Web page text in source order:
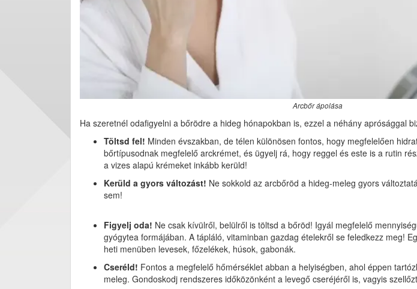
Arcbőr ápolása
Ha szeretnél odafigyelni a bőrödre a hideg hónapokban is, ezzel a néhány aprósággal
Töltsd fel! Minden évszakban, de télen különösen fontos, hogy megfelelően
bőrtípusodnak megfelelő arckrémet, és ügyelj rá, hogy reggel és este is a rutin
a vizes alapú krémeket inkább kerüld!
Kerüld a gyors változást! Ne sokkold az arcbőröd a hideg-meleg gyors
sem!
Figyelj oda! Ne csak kívülről, belülről is töltsd a bőröd! Igyál megfelelő
gyógytea formájában. A tápláló, vitaminban gazdag ételekről se feledkezz meg!
heti menüben levesek, főzelékek, húsok, gabonák.
Cseréld! Fontos a megfelelő hőmérséklet abban a helyiségben, ahol éppen
meleg. Gondoskodj rendszeres időközönként a levegő cseréjéről is, vagyis